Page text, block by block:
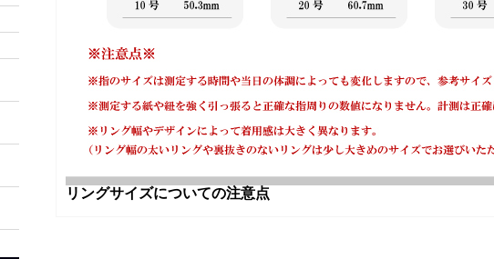
リングサイズについての注意点